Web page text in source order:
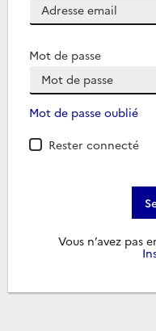
Mot de passe
Mot de passe oublié
Rester connecté
Vous n’avez pas